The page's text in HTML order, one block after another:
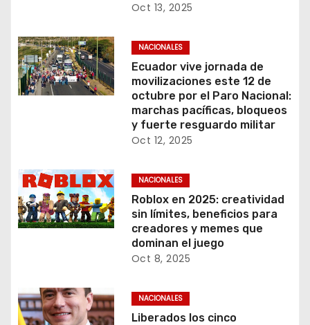
Oct 13, 2025
NACIONALES
Ecuador vive jornada de
movilizaciones este 12 de
octubre por el Paro Nacional:
marchas pacíficas, bloqueos
y fuerte resguardo militar
Oct 12, 2025
NACIONALES
Roblox en 2025: creatividad
sin límites, beneficios para
creadores y memes que
dominan el juego
Oct 8, 2025
NACIONALES
Liberados los cinco